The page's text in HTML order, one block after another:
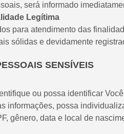
será informado
Legítima
para atendimento das
sólidas e devidamente
SENSÍVEIS
ou possa identificar
informações, possa
gênero, data e local de